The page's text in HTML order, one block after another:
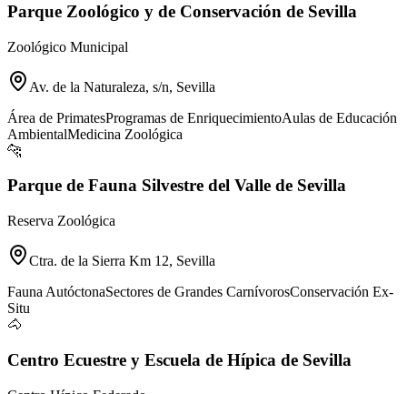
Parque Zoológico y de Conservación de Sevilla
Zoológico Municipal
Av. de la Naturaleza, s/n, Sevilla
Área de PrimatesProgramas de EnriquecimientoAulas de Educación
AmbientalMedicina Zoológica
🐆
Parque de Fauna Silvestre del Valle de Sevilla
Reserva Zoológica
Ctra. de la Sierra Km 12, Sevilla
Fauna AutóctonaSectores de Grandes CarnívorosConservación Ex-
Situ
🐴
Centro Ecuestre y Escuela de Hípica de Sevilla